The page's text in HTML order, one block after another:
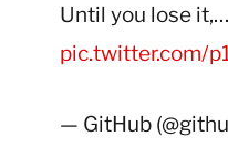
Until you lose it,…
pic.twitter.com/
— GitHub